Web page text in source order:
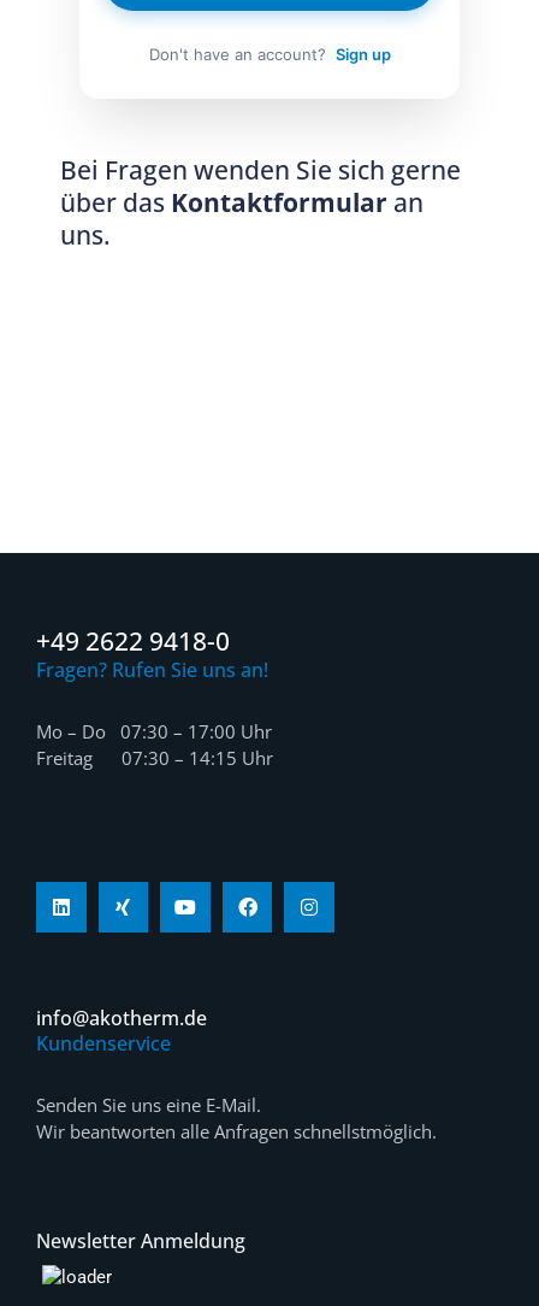
Don't have an account? Sign up
Bei Fragen wenden Sie sich gerne
über das Kontaktformular an
uns.
+49 2622 9418-0
Fragen? Rufen Sie uns an!
Mo – Do 07:30 – 17:00 Uhr
Freitag 07:30 – 14:15 Uhr
info@akotherm.de
Kundenservice
Senden Sie uns eine E-Mail.
Wir beantworten alle Anfragen schnellstmöglich.
Newsletter Anmeldung